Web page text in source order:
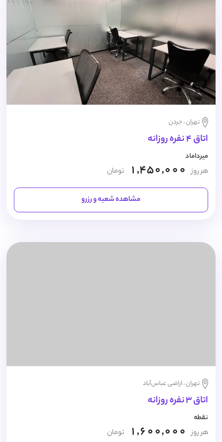
تهران ، جردن
اتاق 4 نفره روزانه
میرداماد
هر روز 1,450,000 تومان
مشاهده شعبه و رزرو
تهران ، اراضی عباس‌آباد
اتاق 3 نفره روزانه
نقطه
هر روز 1,600,000 تومان